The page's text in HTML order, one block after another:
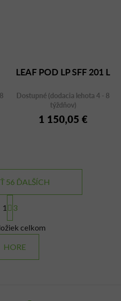
LEAF POD LP SFF 201 L
Dostupné (dodacia lehota 4 - 8
týždňov)
1 150,05 €
O
v
á
d
56 ĎALŠÍCH
S
t
r
á
n
k
1 3
celkom
HORE